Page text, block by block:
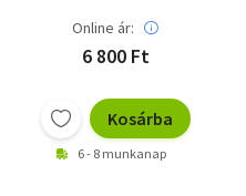
Online ár:
6 800 Ft
Kosárba
6 - 8 munkanap